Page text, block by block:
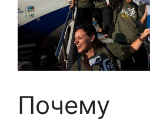
Почему